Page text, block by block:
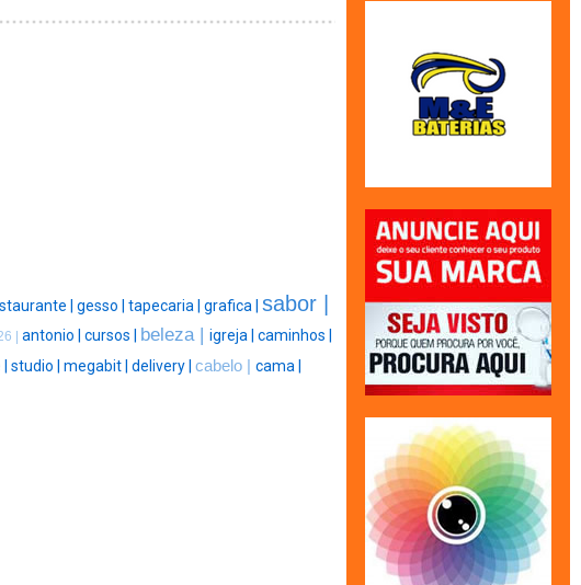
| gesso | tapecaria | grafica | sabor |
| antonio | cursos | beleza | igreja | caminhos |
studio | megabit | delivery | cabelo | cama |